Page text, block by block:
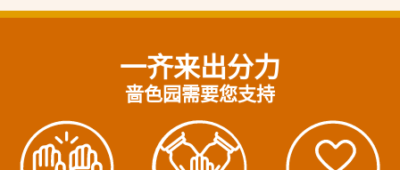
一齐来出分力
啬色园需要您支持